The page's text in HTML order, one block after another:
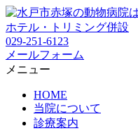
029-251-6123
メールフォーム
メニュー
HOME
当院について
診療案内